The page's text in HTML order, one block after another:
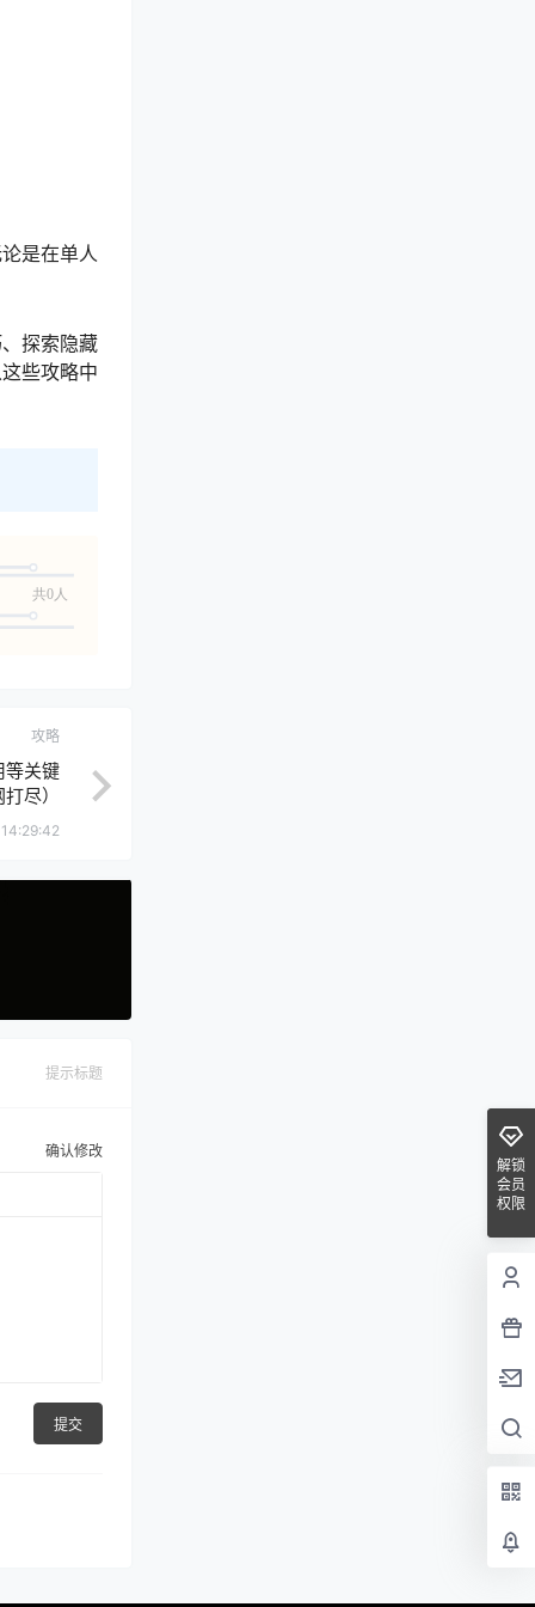
是在单人
探索隐藏
些攻略中
共0人
攻略
等关键
尽）
提示标题
确认修改
提交
解锁
会员
权限